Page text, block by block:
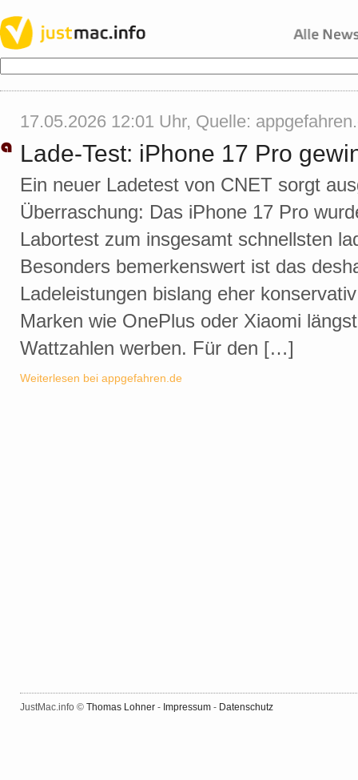
17.05.2026 12:01 Uhr, Quelle:
Lade-Test: iPhone 17 Pro
Ein neuer Ladetest von CNET sorgt
Überraschung: Das iPhone 17 Pro
Labortest zum insgesamt schnellsten
Besonders bemerkenswert ist das
Ladeleistungen bislang eher
Marken wie OnePlus oder Xiaomi
Wattzahlen werben. Für den […]
Weiterlesen bei appgefahren.de
JustMac.info © Thomas Lohner - Impressum - Datenschutz